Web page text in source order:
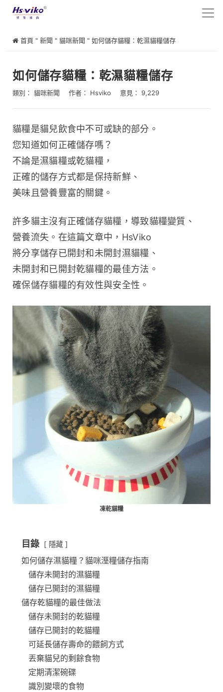
首頁 " 新聞 " 貓咪新聞 " 如何儲存貓糧：乾濕貓糧儲存
如何儲存貓糧：乾濕貓糧儲存
類別： 貓咪新聞 作者： Hsviko 意見： 9,229
貓糧是貓兒飲食中不可或缺的部分。
您知道如何正確儲存嗎？
不論是濕貓糧或乾貓糧，
正確的儲存方式都是保持新鮮、
美味且營養豐富的關鍵。
許多貓主沒有正確儲存貓糧，導致貓糧變質、
營養流失。在這篇文章中，HsViko
將分享儲存已開封和未開封濕貓糧、
未開封和已開封乾貓糧的最佳方法。
確保儲存貓糧的有效性與安全性。
凍乾貓糧
目錄 隱藏
如何儲存濕貓糧？貓咪溼糧儲存指南
儲存未開封的濕貓糧
儲存已開封的濕貓糧
儲存乾貓糧的最佳做法
儲存未開封的乾貓糧
儲存已開封的乾貓糧
可延長儲存壽命的餵飼方式
丟棄貓兒的剩餘食物
定期清潔碗碟
識別變壞的食物